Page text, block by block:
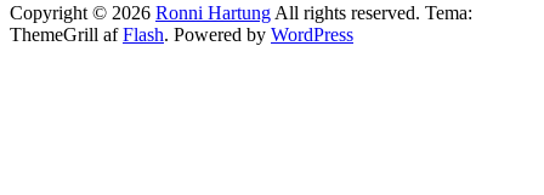
Copyright © 2026 Ronni Hartung All rights reserved. Tema:
ThemeGrill afFlash. Powered by WordPress